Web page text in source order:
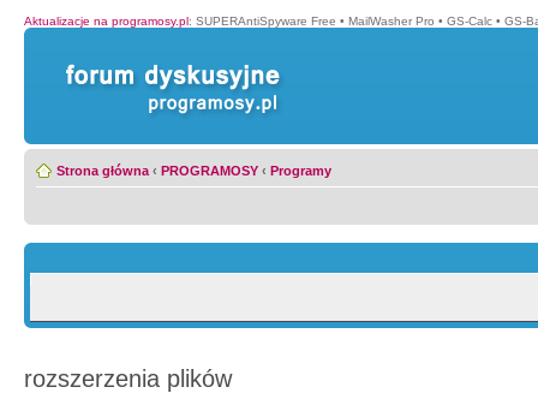
Aktualizacje na programosy.pl: SUPERAntiSpyware Free • MailWasher Pro • GS-Calc • GS-
Strona główna ‹ PROGRAMOSY ‹ Programy
rozszerzenia plików